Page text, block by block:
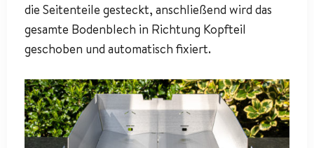
die Seitenteile gesteckt, anschließend wird das
gesamte Bodenblech in Richtung Kopfteil
geschoben und automatisch fixiert.